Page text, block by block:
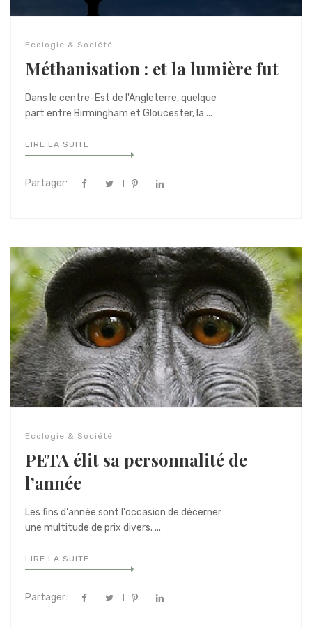
Ecologie & Société
Méthanisation : et la lumière fut
Dans le centre-Est de l'Angleterre, quelque
part entre Birmingham et Gloucester, la ...
LIRE LA SUITE
Partager:
Ecologie & Société
PETA élit sa personnalité de
l’année
Les fins d'année sont l'occasion de décerner
une multitude de prix divers. ...
LIRE LA SUITE
Partager: